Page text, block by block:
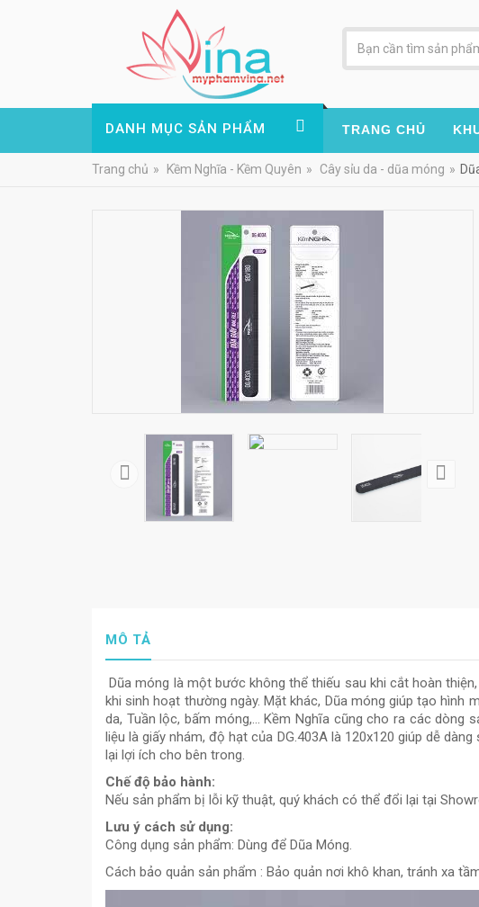
DANH MỤC SẢN PHẨM TRANG CHỦ
Trang chủ » Kềm Nghĩa - Kềm Quyên » Cây sỉu da - dũa móng »
MÔ TẢ
Dũa móng là một bước không thể thiếu sau khi cắt hoàn
khi sinh hoạt thường ngày. Mặt khác, Dũa móng giúp tạo
da, Tuần lộc, bấm móng,... Kềm Nghĩa cũng cho ra các
liệu là giấy nhám, độ hạt của DG.403A là 120x120 giúp dễ
lại lợi ích cho bên trong.
Chế độ bảo hành:
Nếu sản phẩm bị lỗi kỹ thuật, quý khách có thể đổi lại tại
Lưu ý cách sử dụng:
Công dụng sản phẩm: Dùng để Dũa Móng.
Cách bảo quản sản phẩm : Bảo quản nơi khô khan, tránh xa